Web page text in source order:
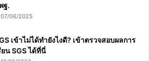
ฐ.
07/06/2025
เข้าไม่ได้ทำยังไงดี? เข้าตรวจสอบผลการ
ยน SGS ได้ที่นี่